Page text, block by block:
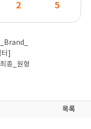
2 5
목록